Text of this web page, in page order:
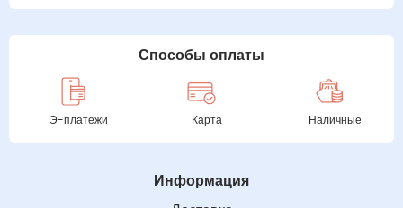
Способы оплаты
Э-платежи Карта Наличные
Информация